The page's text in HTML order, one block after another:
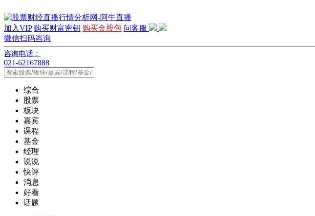
加入VIP 购买财富密钥 购买金股包 问客服
微信扫码咨询
咨询电话：
021-62167888
综合
股票
板块
嘉宾
课程
基金
经理
说说
快评
消息
好看
话题